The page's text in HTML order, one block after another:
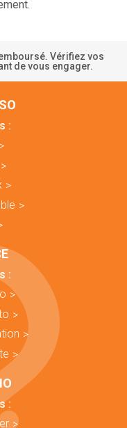
Vérifiez vos
de vous engager.
:
:
: